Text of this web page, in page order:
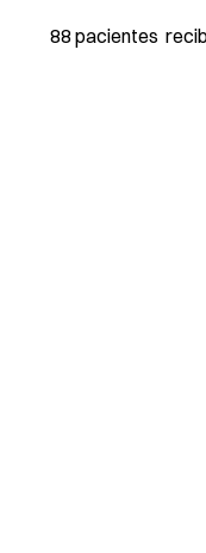
88 pacientes